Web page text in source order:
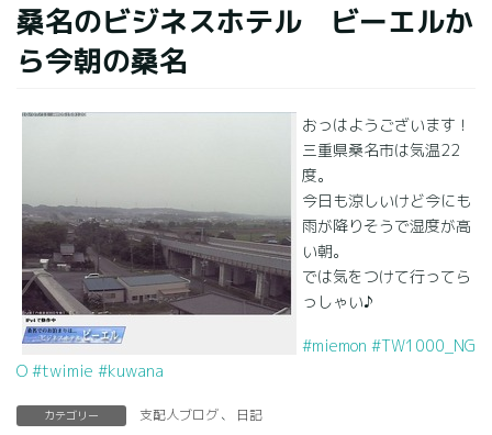
桑名のビジネスホテル ビーエルか
ら今朝の桑名
おっはようございます！
三重県桑名市は気温22
度。
今日も涼しいけど今にも
雨が降りそうで湿度が高
い朝。
では気をつけて行ってら
っしゃい♪
#miemon #TW1000_NG
O #twimie #kuwana
カテゴリー 支配人ブログ、 日記